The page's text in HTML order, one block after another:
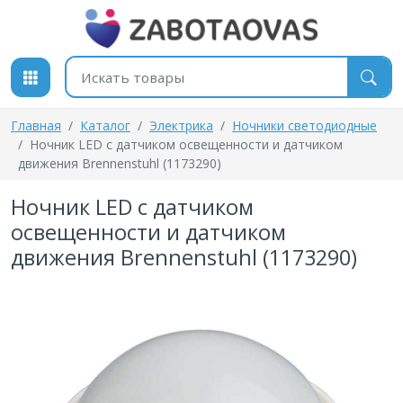
К содержимому
Поиск товаров
Главная Каталог Электрика
Ночники светодиодные
Ночник LED с датчиком освещенности и датчиком
движения Brennenstuhl (1173290)
Ночник LED с датчиком
освещенности и датчиком
движения Brennenstuhl (1173290)